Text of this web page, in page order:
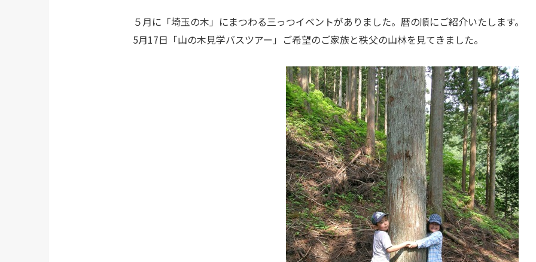
５月に「埼玉の木」にまつわる三っつイベントがありました。暦の順にご紹介いたします。
5月17日「山の木見学バスツアー」ご希望のご家族と秩父の山林を見てきました。